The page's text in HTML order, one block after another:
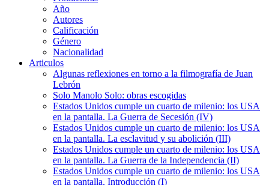
Año
Autores
Calificación
Género
Nacionalidad
Articulos
Algunas reflexiones en torno a la filmografía de Juan
Lebrón
Solo Manolo Solo: obras escogidas
Estados Unidos cumple un cuarto de milenio: los USA
en la pantalla. La Guerra de Secesión (IV)
Estados Unidos cumple un cuarto de milenio: los USA
en la pantalla. La esclavitud y su abolición (III)
Estados Unidos cumple un cuarto de milenio: los USA
en la pantalla. La Guerra de la Independencia (II)
Estados Unidos cumple un cuarto de milenio: los USA
en la pantalla. Introducción (I)